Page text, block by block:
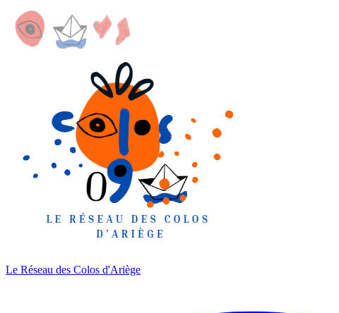
Le Réseau des Colos d'Ariège